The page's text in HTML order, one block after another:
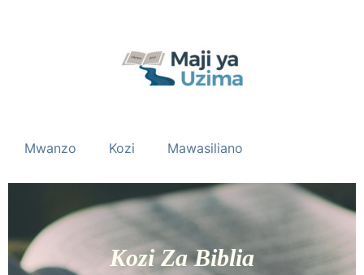
Mwanzo Kozi Mawasiliano
Kozi Za Biblia